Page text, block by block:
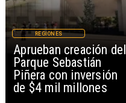
Aprueban creación del
Parque Sebastián
Piñera con inversión
de $4 mil millones
REGIONES